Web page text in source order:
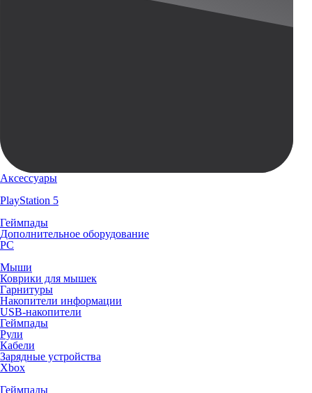
Аксессуары
PlayStation 5
Геймпады
Дополнительное оборудование
PC
Мыши
Коврики для мышек
Гарнитуры
Накопители информации
USB-накопители
Геймпады
Рули
Кабели
Зарядные устройства
Xbox
Геймпады